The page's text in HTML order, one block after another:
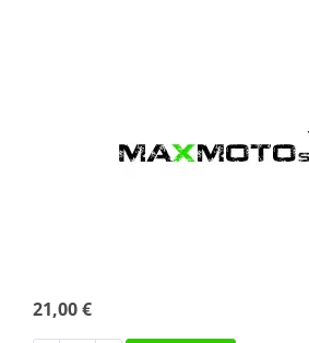
21,00 €